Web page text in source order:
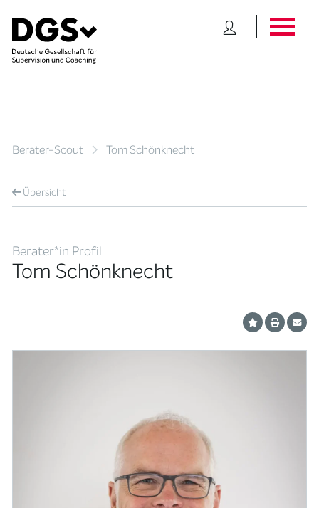
Berater-Scout Tom Schönknecht
Übersicht
Berater*in Profil
Tom Schönknecht